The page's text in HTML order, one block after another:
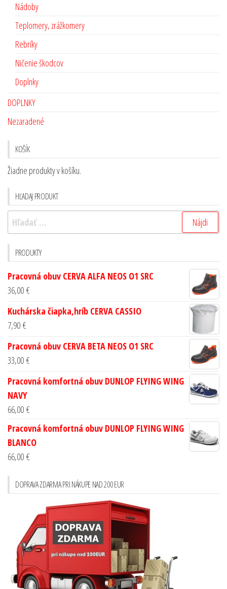
Nádoby
Teplomery, zrážkomery
Rebríky
Ničenie škodcov
Doplnky
DOPLNKY
Nezaradené
KOŠÍK
Žiadne produkty v košíku.
HĽADAJ PRODUKT
PRODUKTY
Pracovná obuv CERVA ALFA NEOS O1 SRC
36,00 €
Kuchárska čiapka,hríb CERVA CASSIO
7,90 €
Pracovná obuv CERVA BETA NEOS O1 SRC
33,00 €
Pracovná komfortná obuv DUNLOP FLYING WING
NAVY
66,00 €
Pracovná komfortná obuv DUNLOP FLYING WING
BLANCO
66,00 €
DOPRAVA ZDARMA PRI NÁKUPE NAD 200 EUR